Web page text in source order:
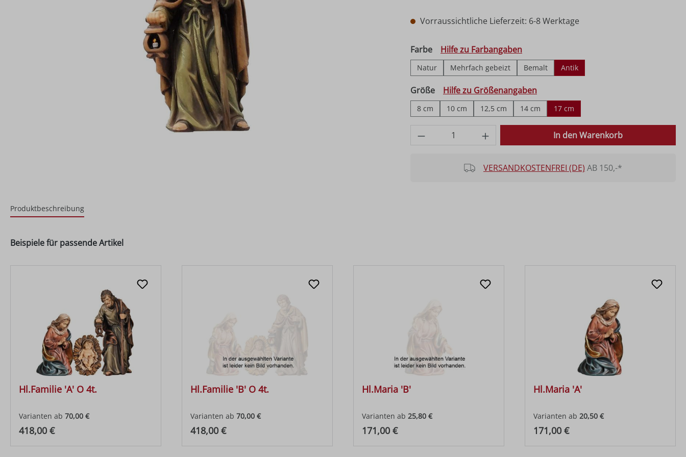
Vorraussichtliche Lieferzeit: 6-8 Werktage
Farbeauswählen
Hilfe zu Farbangaben
Natur Mehrfach gebeizt Bemalt Antik
Größeauswählen
Hilfe zu Größenangaben
8 cm 10 cm 12,5 cm 14 cm 17 cm
Produkt Anzahl: Gib den gewünschten Wert
In den Warenkorb
VERSANDKOSTENFREI (DE) AB 150,-*
Produktbeschreibung
Beispiele für passende Artikel
Hl.Familie 'A' O 4t.
Varianten ab 70,00 €
Regulärer Preis:
418,00 €
Hl.Familie 'B' O 4t.
Varianten ab 70,00 €
Regulärer Preis:
418,00 €
Hl.Maria 'B'
Varianten ab 25,80 €
Regulärer Preis:
171,00 €
Hl.Maria 'A'
Varianten ab 20,50 €
Regulärer Preis:
171,00 €